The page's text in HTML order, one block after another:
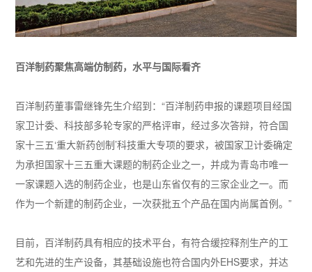
百洋制药聚焦高端仿制药，水平与国际看齐
百洋制药董事雷继锋先生介绍到：“百洋制药申报的课题项目经国
家卫计委、科技部多轮专家的严格评审，经过多次答辩，符合国
家十三五‘重大新药创制’科技重大专项的要求，被国家卫计委确定
为承担国家十三五重大课题的制药企业之一，并成为青岛市唯一
一家课题入选的制药企业，也是山东省仅有的三家企业之一。而
作为一个新建的制药企业，一次获批五个产品在国内尚属首例。”
目前，百洋制药具有相应的技术平台，有符合缓控释剂生产的工
艺和先进的生产设备，其基础设施也符合国内外EHS要求，并达